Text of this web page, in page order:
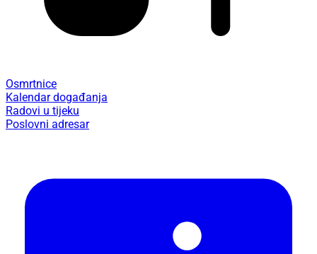
Osmrtnice
Kalendar događanja
Radovi u tijeku
Poslovni adresar